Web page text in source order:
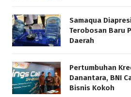
Samaqua
Terobosan Baru
Daerah
Pertumbuhan
Danantara, BNI
Bisnis Kokoh